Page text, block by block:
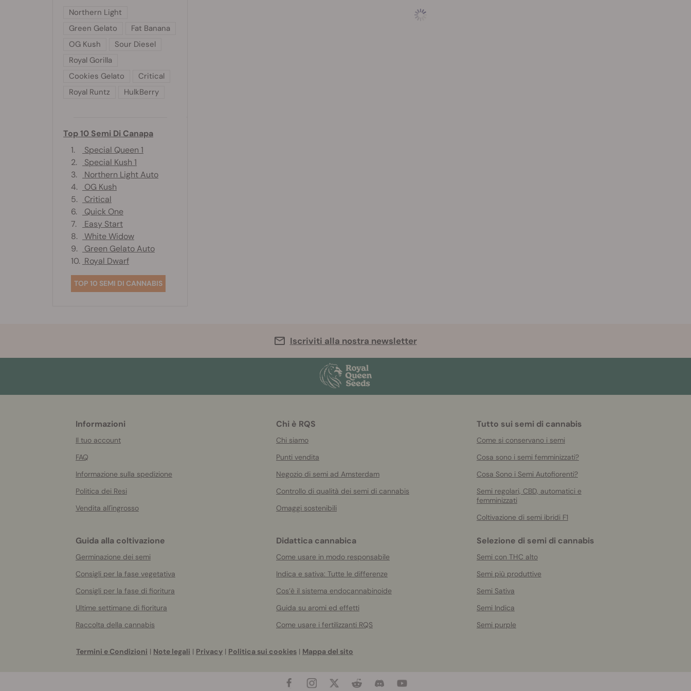
Northern Light
Green Gelato
Fat Banana
OG Kush
Sour Diesel
Royal Gorilla
Cookies Gelato
Critical
Royal Runtz
HulkBerry
Top 10 Semi Di Canapa
1.
Special Queen 1
2.
Special Kush 1
3.
Northern Light Auto
4.
OG Kush
5.
Critical
6.
Quick One
7.
Easy Start
8.
White Widow
9.
Green Gelato Auto
10. Royal Dwarf
TOP 10 SEMI DI CANNABIS
Iscriviti alla nostra newsletter
Informazioni
Il tuo account
FAQ
Informazione sulla spedizione
Politica dei Resi
Vendita all'ingrosso
Chi è RQS
Chi siamo
Punti vendita
Negozio di semi ad Amsterdam
Controllo di qualità dei semi di cannabis
Omaggi sostenibili
Tutto sui semi di cannabis
Come si conservano i semi
Cosa sono i semi femminizzati?
Cosa Sono i Semi Autofiorenti?
Semi regolari, CBD, automatici e
femminizzati
Coltivazione di semi ibridi F1
Guida alla coltivazione
Germinazione dei semi
Consigli per la fase vegetativa
Consigli per la fase di fioritura
Ultime settimane di fioritura
Raccolta della cannabis
Didattica cannabica
Come usare in modo responsabile
Indica e sativa: Tutte le differenze
Cos’è il sistema endocannabinoide
Guida su aromi ed effetti
Come usare i fertilizzanti RQS
Selezione di semi di cannabis
Semi con THC alto
Semi più produttive
Semi Sativa
Semi Indica
Semi purple
Termini e Condizioni | Note legali | Privacy | Politica sui cookies | Mappa del sito